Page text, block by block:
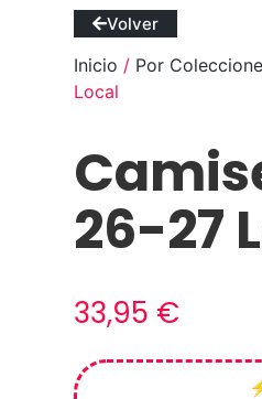
Volver
Inicio / Por
Local
26-27
33,95 €